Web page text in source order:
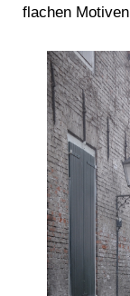
flachen Motiven